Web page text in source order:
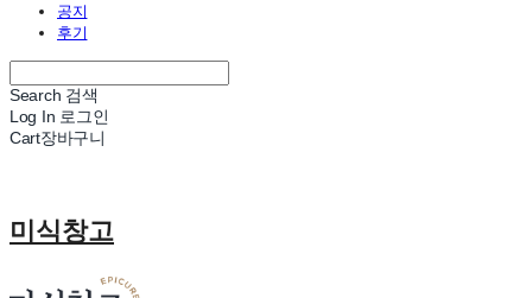
공지
후기
Search 검색
Log In 로그인
Cart장바구니
미식창고